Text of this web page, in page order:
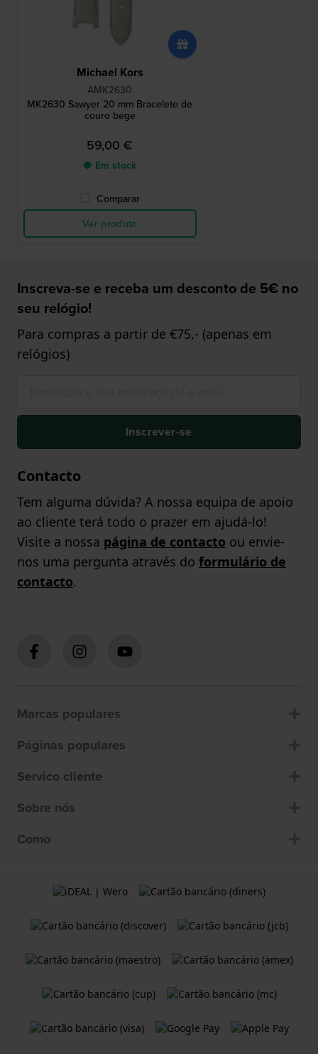
Michael Kors
AMK2630
MK2630 Sawyer 20 mm Bracelete de
couro bege
59,00 €
● Em stock
Comparar
Ver produto
Inscreva-se e receba um desconto de 5€ no
seu relógio!
Para compras a partir de €75,- (apenas em
relógios)
Inscrever-se
Contacto
Tem alguma dúvida? A nossa equipa de apoio
ao cliente terá todo o prazer em ajudá-lo!
Visite a nossa página de contacto ou envie-
nos uma pergunta através do formulário de
contacto.
Marcas populares
Páginas populares
Servico cliente
Sobre nós
Como